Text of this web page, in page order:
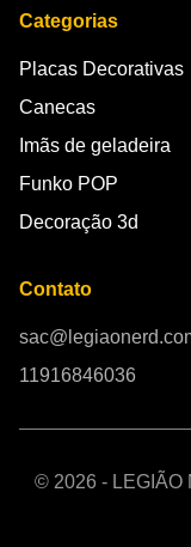
Categorias
Placas Decorativas
Canecas
Imãs de geladeira
Funko POP
Decoração 3d
Contato
11916846036
© 2026 - LEGIÃO